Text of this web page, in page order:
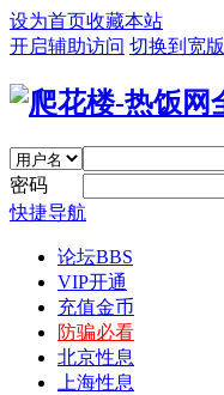
设为首页收藏本站
开启辅助访问 切换到宽版
密码
快捷导航
论坛BBS
VIP开通
充值金币
防骗必看
北京性息
上海性息